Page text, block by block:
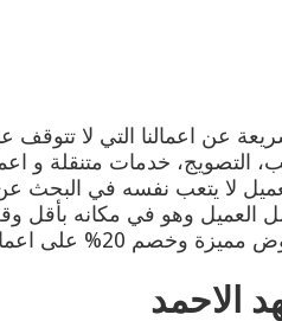
عن اعمالنا التي لا تتوقف
التصويج، خدمات متنقلة و
لا يتعب نفسه في البحث
العميل وهو في مكانه بأقل
اعمال التركيب والصيانة وتصليخ السيارات.
الاحمد